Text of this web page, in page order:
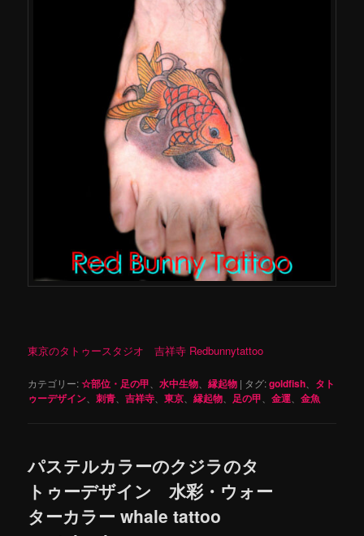
東京のタトゥースタジオ 吉祥寺 Redbunnytattoo
カテゴリー:☆部位・足の甲 、水中生物 、縁起物 | タグ:goldfish
タト
ゥーデザイン 、刺青 、吉祥寺 、東京 、縁起物 足の甲 、金運 、金魚
パステルカラーのクジラのタ
トゥーデザイン 水彩・ウォー
ターカラー whale tattoo